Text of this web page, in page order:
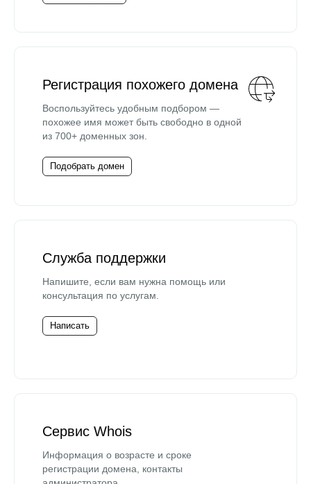
Регистрация похожего домена
Воспользуйтесь удобным подбором —
похожее имя может быть свободно в одной
из 700+ доменных зон.
Подобрать домен
Служба поддержки
Напишите, если вам нужна помощь или
консультация по услугам.
Написать
Сервис Whois
Информация о возрасте и сроке
регистрации домена, контакты